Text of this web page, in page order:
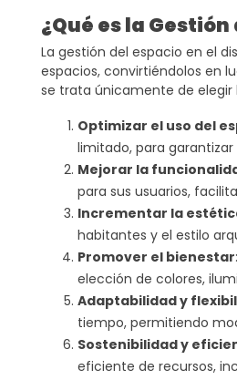
sino que también te dotará
¿Qué es la
La gestión del espacio en el
espacios, convirtiéndolos en
se trata únicamente de elegir
maximizar cada centímetro
Este arte de organizar y
ambientes que reflejen la
dentro de los límites de la
diseñadores de interiores,
aprovechable. Objetivos de
Optimizar el uso del
limitado, para
Mejorar la
para sus usuarios,
Incrementar la
habitantes y el estilo
Promover el bienestar
elección de colores,
Adaptabilidad y
tiempo, permitiendo
Sostenibilidad y
eficiente de recursos,